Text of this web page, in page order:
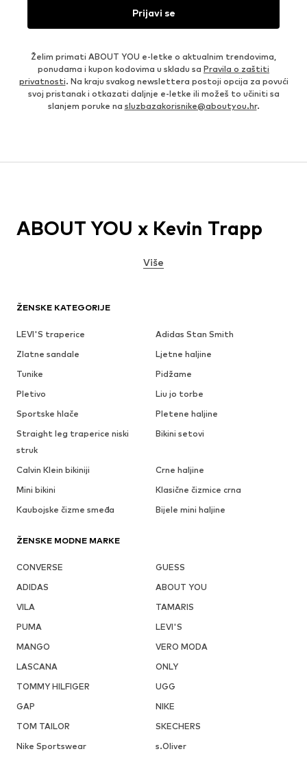
Prijavi se
Želim primati ABOUT YOU e-letke o aktualnim trendovima,
ponudama i kupon kodovima u skladu sa Pravila o zaštiti
privatnosti. Na kraju svakog newslettera postoji opcija za povući
svoj pristanak i otkazati daljnje e-letke ili možeš to učiniti sa
slanjem poruke na sluzbazakorisnike@aboutyou.hr.
ŽENSKE KATEGORIJE
LEVI'S traperice
Adidas Stan Smith
Zlatne sandale
Ljetne haljine
Tunike
Pidžame
Pletivo
Liu jo torbe
Sportske hlače
Pletene haljine
Straight leg traperice niski
struk
Bikini setovi
Calvin Klein bikiniji
Crne haljine
Mini bikini
Klasične čizmice crna
Kaubojske čizme smeđa
Bijele mini haljine
ŽENSKE MODNE MARKE
CONVERSE
GUESS
ADIDAS
ABOUT YOU
VILA
TAMARIS
PUMA
LEVI'S
MANGO
VERO MODA
LASCANA
ONLY
TOMMY HILFIGER
UGG
GAP
NIKE
TOM TAILOR
SKECHERS
Nike Sportswear
s.Oliver
ABOUT YOU x Kevin Trapp
Više